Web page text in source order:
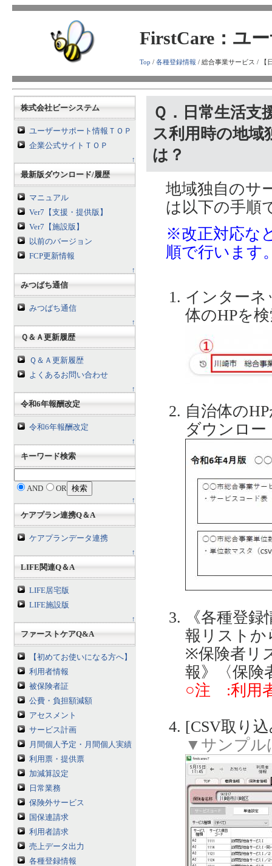
FirstCare：ユ
Top / 各種登録情報 / 総合事業サービス / 【
株式会社ビーシステム
ユーザーサポート情報ＴＯＰ
企業公式サイトＴＯＰ
↑
最新版ダウンロード/履歴
マニュアル
Ver7【支援・提供版】
Ver7【施設版】
以前のバージョン
FCP更新情報
↑
みつばち通信
みつばち通信
↑
Ｑ＆Ａ更新履歴
Ｑ＆Ａ更新履歴
よくあるお問い合わせ
↑
令和6年報酬改定
令和6年報酬改定
↑
キーワード検索
AND OR
↑
ケアプラン連携Q＆A
ケアプランデータ連携
↑
LIFE関連Q＆A
LIFE居宅版
LIFE施設版
↑
ファーストケアQ&A
【初めてお使いになる方へ】
利用者情報
被保険者証
公費・負担額減額
アセスメント
サービス計画
月間個人予定・月間個人実績
利用票・提供票
加減算設定
日常業務
保険外サービス
国保連請求
利用者請求
売上データ出力
各種登録情報
Ｑ．日常生活支
ス利用時の地域
は？
地域独自のサ
は以下の手順
※改正対応な
順で行います
インターネ
体のHPを
自治体の
ダウンロ
《各種登
報リストか
※保険者リ
報》〈保険
○注 :利用
[CSV取り
▼サンプル